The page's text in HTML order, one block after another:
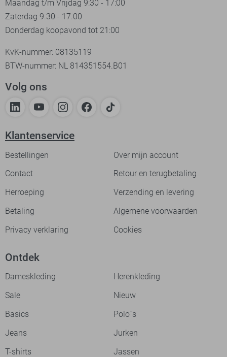
Maandag t/m Vrijdag 9:30 - 17:00
Zaterdag 9.30 - 17.00
Donderdag koopavond tot 21:00
KvK-nummer: 08135119
BTW-nummer: NL 814351554.B01
Volg ons
Klantenservice
Bestellingen
Over mijn account
Contact
Retour en terugbetaling
Herroeping
Verzending en levering
Betaling
Algemene voorwaarden
Privacy verklaring
Cookies
Ontdek
Dameskleding
Herenkleding
Sale
Nieuw
Basics
Polo`s
Jeans
Jurken
T-shirts
Jassen